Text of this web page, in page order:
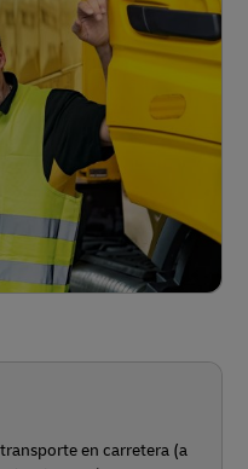
en carretera (a